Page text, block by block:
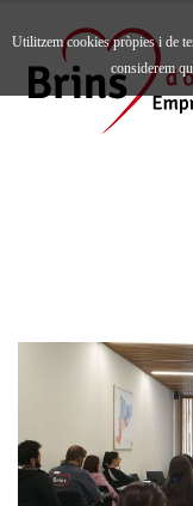
Utilitzem cookies pròpies i de
considerem